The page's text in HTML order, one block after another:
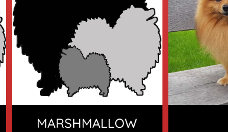
MARSHMALLOW